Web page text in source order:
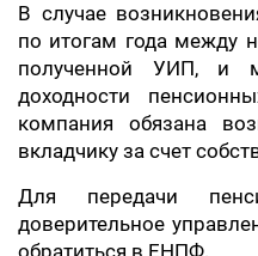
В случае
по итогам года между
полученной УИП, и
доходности
компания обязана
вкладчику за счет
Для передачи
доверительное
обратиться в ЕНПФ.